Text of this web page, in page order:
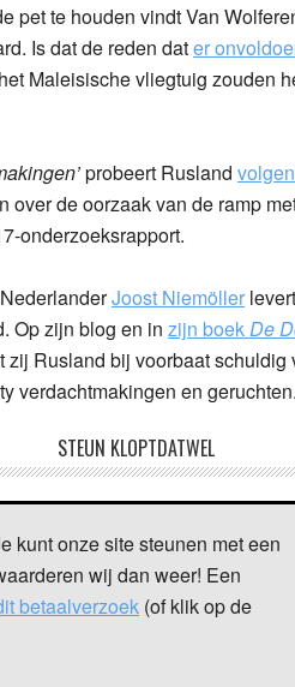
pet te houden vindt Van
Is dat de reden dater
Maleisische vliegtuig zouden
probeert Rusland
over de oorzaak van de ramp
onderzoeksrapport.
Joost Niemöller
Op zijn blog en in zijn boekDe
Rusland bij voorbaat
verdachtmakingen en
STEUN KLOPTDATWEL
kunt onze site steunen met een
wij dan weer! Een
betaalverzoek (of klik op de